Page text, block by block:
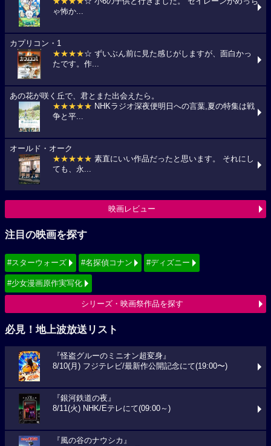
ゃ怖か...
カプリコン・1
★★★★☆ ずいぶん前に見た感じがしますが、面白かっ
たです。作...
あの花が咲く丘で、君とまた出会えたら。
★★★★★ NHKラジオ深夜便明日への言葉,夏の特集は戦
争と平...
オールド・オーク
★★★★★ 素直にいい作品だったと思います。 それにし
ても、永...
映画レビュー
注目の映画を探す
#スターウォーズ #名探偵コナン #ディズニー
#少女漫画原作実写化
シリーズ・映画祭作品を探す
必見！地上波放送リスト
『怪盗グルーのミニオン超変身』
8/10(月) フジテレビ/最新作公開記念にて(19:00〜)
『銀河鉄道の夜』
8/11(火) NHK/Eテレにて(09:00～)
『風の谷のナウシカ』